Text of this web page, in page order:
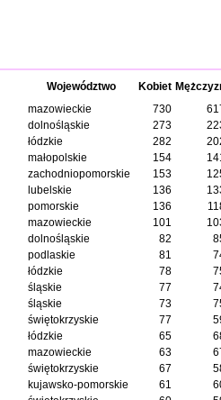
Województwo Kobiet
mazowieckie 730
dolnośląskie 273
łódzkie 282
małopolskie 154
zachodniopomorskie 153
lubelskie 136
pomorskie 136
mazowieckie 101
dolnośląskie 82
podlaskie 81
łódzkie 78
śląskie 77
śląskie 73
świętokrzyskie 77
łódzkie 65
mazowieckie 63
świętokrzyskie 67
kujawsko-pomorskie 61